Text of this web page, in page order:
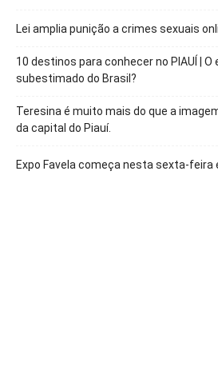
Lei amplia punição a crimes sexuais
10 destinos para conhecer no PIAUÍ |
subestimado do Brasil?
Teresina é muito mais do que a
da capital do Piauí.
Expo Favela começa nesta sexta-feira